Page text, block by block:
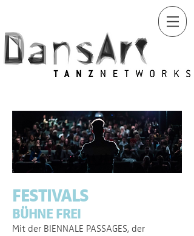
FESTIVALS
BÜHNE FREI
Mit der BIENNALE PASSAGES, der